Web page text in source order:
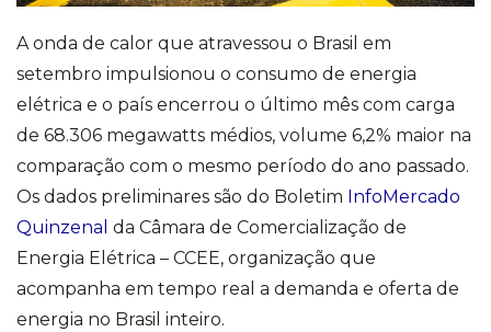
A onda de calor que atravessou o Brasil em
setembro impulsionou o consumo de energia
elétrica e o país encerrou o último mês com carga
de 68.306 megawatts médios, volume 6,2% maior na
comparação com o mesmo período do ano passado.
Os dados preliminares são do Boletim InfoMercado
Quinzenal da Câmara de Comercialização de
Energia Elétrica – CCEE, organização que
acompanha em tempo real a demanda e oferta de
energia no Brasil inteiro.